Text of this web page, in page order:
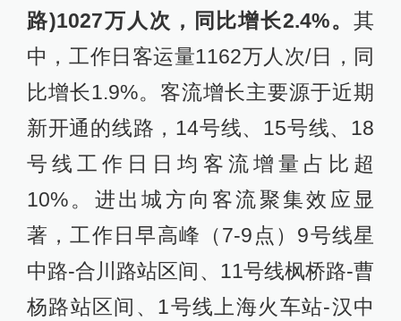
路)1027万人次，同比增长2.4%。其
中，工作日客运量1162万人次/日，同
比增长1.9%。客流增长主要源于近期
新开通的线路，14号线、15号线、18
号线工作日日均客流增量占比超
10%。进出城方向客流聚集效应显
著，工作日早高峰（7-9点）9号线星
中路-合川路站区间、11号线枫桥路-曹
杨路站区间、1号线上海火车站-汉中